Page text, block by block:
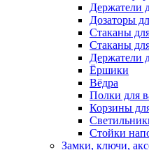
Держатели
Дозаторы
Стаканы
Стаканы
Держатели
Ёршики
Вёдра
Полки для
Корзины
Стойки
Замки, ключи,